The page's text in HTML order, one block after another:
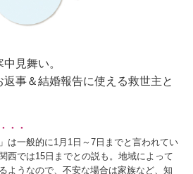
見舞い。
事＆結婚報告に使える救世主と
・・
」は一般的に1月1日～7日までと言われてい
西では15日までとの説も。地域によって
ようなので、不安な場合は家族など、知